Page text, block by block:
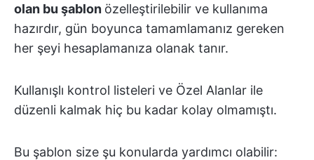
olan bu şablon özelleştirilebilir ve kullanıma
hazırdır, gün boyunca tamamlamanız gereken
her şeyi hesaplamanıza olanak tanır.
Kullanışlı kontrol listeleri ve Özel Alanlar ile
düzenli kalmak hiç bu kadar kolay olmamıştı.
Bu şablon size şu konularda yardımcı olabilir: